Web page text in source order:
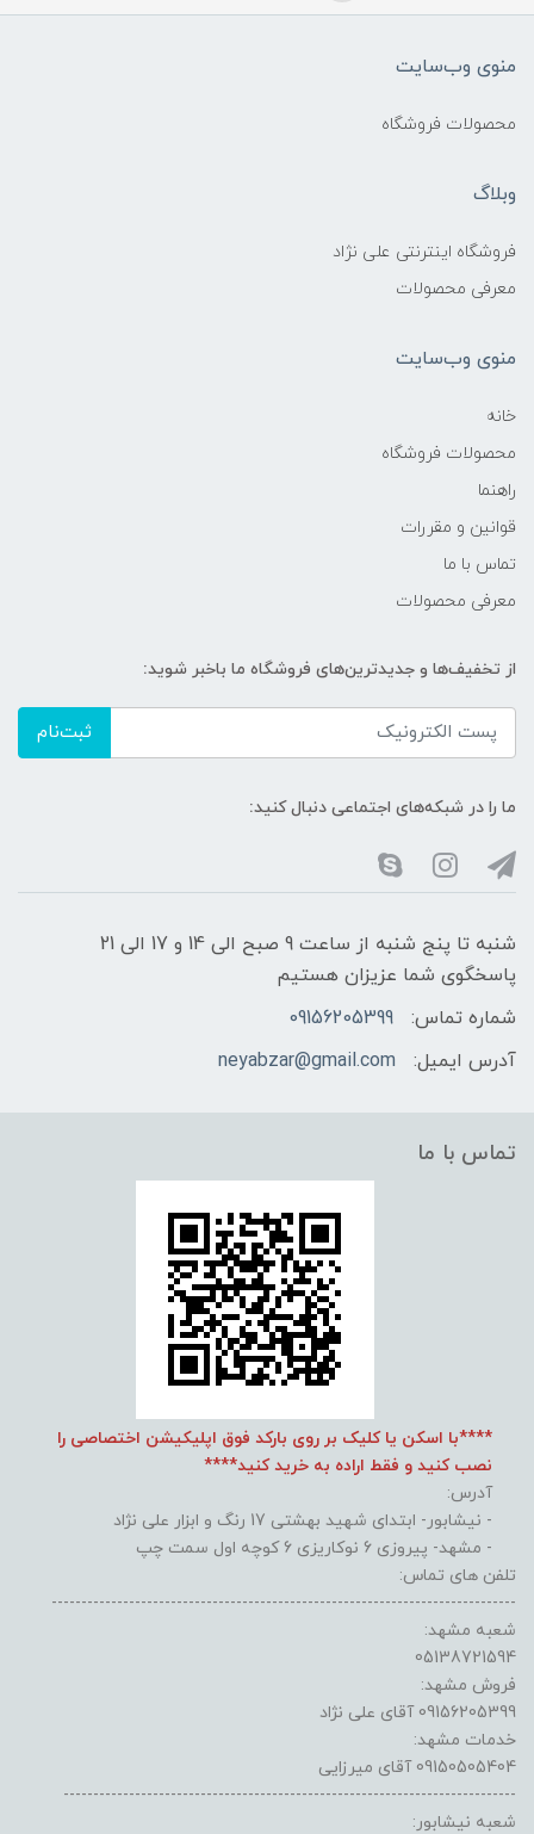
منوی وب‌سایت
محصولات فروشگاه
وبلاگ
فروشگاه اینترنتی علی نژاد
معرفی محصولات
منوی وب‌سایت
خانه
محصولات فروشگاه
راهنما
قوانین و مقررات
تماس با ما
معرفی محصولات
از تخفیف‌ها و جدیدترین‌های فروشگاه ما باخبر شوید:
ثبت‌نام
ما را در شبکه‌های اجتماعی دنبال کنید:
شنبه تا پنج شنبه از ساعت 9 صبح الی 14 و 17 الی 21
پاسخگوی شما عزیزان هستیم
شماره تماس:
09156205399
آدرس ایمیل:
neyabzar@gmail.com
تماس با ما
****با اسکن یا کلیک بر روی بارکد فوق اپلیکیشن اختصاصی را
نصب کنید و فقط اراده به خرید کنید****
آدرس:
- نیشابور- ابتدای شهید بهشتی 17 رنگ و ابزار علی نژاد
- مشهد- پیروزی 6 نوکاریزی 6 کوچه اول سمت چپ
تلفن های تماس:
------------------------------------------------------------------------------
شعبه مشهد:
05138721594
فروش مشهد:
09156205399 آقای علی نژاد
خدمات مشهد:
09150505404 آقای میرزایی
----------------------------------------------------------------------------
شعبه نیشابور: